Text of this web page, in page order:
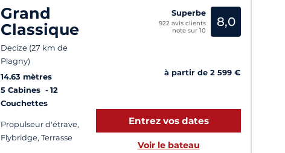
Grand
Classique
Decize (27 km de
Plagny)
14.63 mètres
5 Cabines
12
Couchettes
Propulseur d'étrave,
Flybridge, Terrasse
Superbe
922 avis clients
note sur 10
8,0
à partir de 2 599 €
Entrez vos dates
Voir le bateau